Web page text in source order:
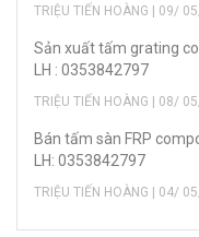
TRIỆU TIẾN HOÀNG | 09/
Sản xuất tấm grating
LH : 0353842797
TRIỆU TIẾN HOÀNG | 08/
Bán tấm sàn FRP
LH: 0353842797
TRIỆU TIẾN HOÀNG | 04/